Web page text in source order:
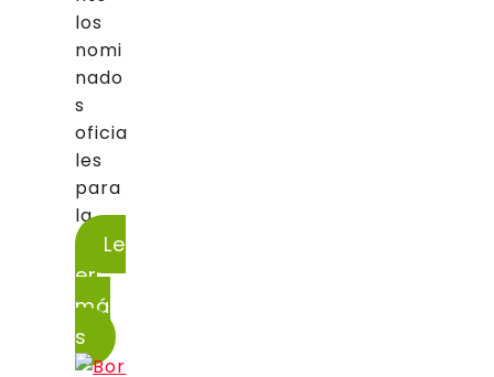
los
nomi
nado
s
oficia
les
para
la...
Le
er
má
s